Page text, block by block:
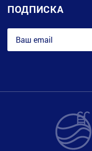
ПОДПИСКА